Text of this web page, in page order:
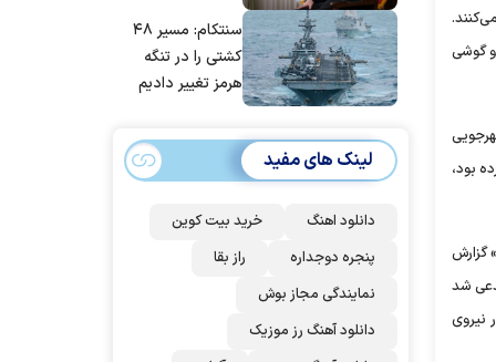
زندگی می‌کنند.
کشته و گوشی
بود،
شد. ۲۸ بهمن نیز «چند ثانیه» گزارش
شد
نیروی
مردم ایران استسنتکام: مسیر ۴۸
کشتی را در تنگه
هرمز تغییر دادیم
لینک های مفید
دانلود اهنگ
خرید بیت کوین
پنجره دوجداره
راز بقا
نمایندگی مجاز بوش
دانلود آهنگ رز‌ موزیک